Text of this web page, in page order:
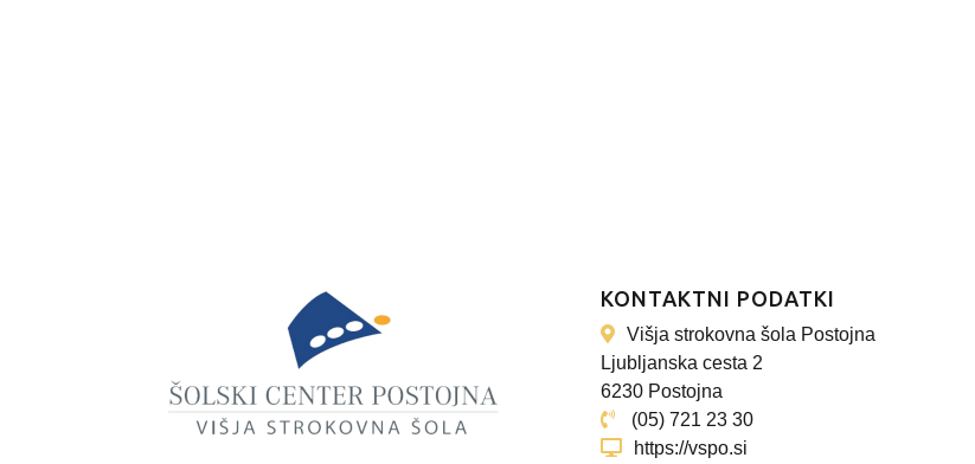
KONTAKTNI PODATKI
Višja strokovna šola Postojna
Ljubljanska cesta 2
6230 Postojna
(05) 721 23 30
https://vspo.si